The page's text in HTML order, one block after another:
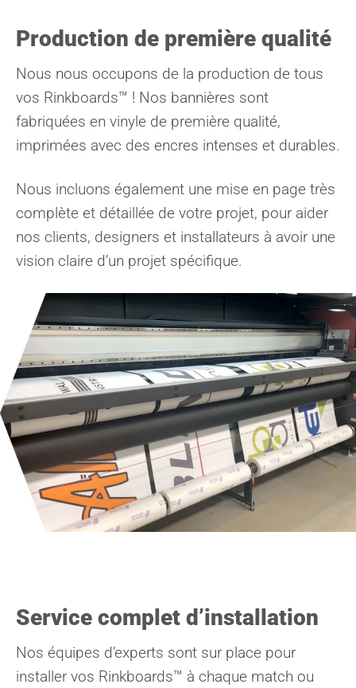
Production de première qualité
Nous nous occupons de la production de tous
vos Rinkboards™ ! Nos bannières sont
fabriquées en vinyle de première qualité,
imprimées avec des encres intenses et durables.
Nous incluons également une mise en page très
complète et détaillée de votre projet, pour aider
nos clients, designers et installateurs à avoir une
vision claire d’un projet spécifique.
Service complet d’installation
Nos équipes d’experts sont sur place pour
installer vos Rinkboards™ à chaque match ou